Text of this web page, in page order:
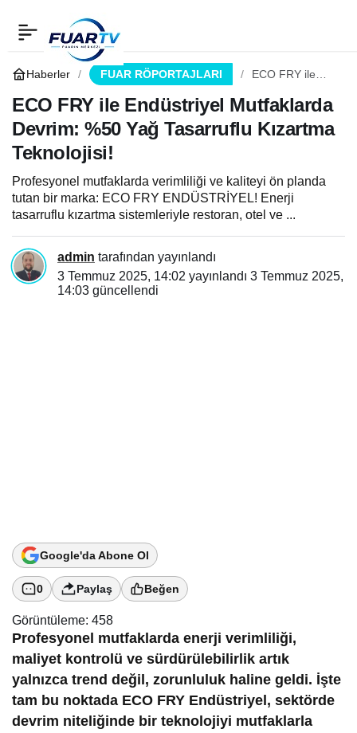
Haberler FUAR RÖPORTAJLARI
ECO FRY ile
Mutfaklarda
Devrim: %50
Yağ Tasarruflu
Kızartma
ECO FRY ile Endüstriyel Mutfaklarda
Devrim: %50 Yağ Tasarruflu Kızartma
Teknolojisi!
Profesyonel mutfaklarda verimliliği ve kaliteyi ön planda
tutan bir marka: ECO FRY ENDÜSTRİYEL! Enerji
tasarruflu kızartma sistemleriyle restoran, otel ve ...
admin tarafından yayınlandı
3 Temmuz 2025, 14:02 yayınlandı 3 Temmuz 2025,
14:03 güncellendi
Google'da Abone Ol
0 Paylaş Beğen
Görüntüleme: 458
Profesyonel mutfaklarda enerji verimliliği,
maliyet kontrolü ve sürdürülebilirlik artık
yalnızca trend değil, zorunluluk haline geldi. İşte
tam bu noktada ECO FRY Endüstriyel , sektörde
devrim niteliğinde bir teknolojiyi mutfaklarla
ECO FRY ile Endüstriyel
Mutfaklarda Devrim: %50
Yağ Tasarruflu Kızartma
Teknolojisi!